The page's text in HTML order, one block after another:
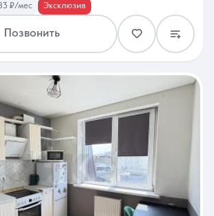
₽/мес Эксклюзив
Позвонить